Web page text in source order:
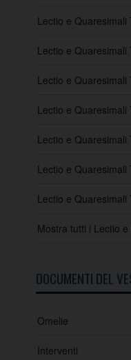
Lectio e Quaresimali
Lectio e Quaresimali
Lectio e Quaresimali
Lectio e Quaresimali
Lectio e Quaresimali
Lectio e Quaresimali
Lectio e Quaresimali
Mostra tutti i Lectio
DOCUMENTI DEL
Omelie
Interventi